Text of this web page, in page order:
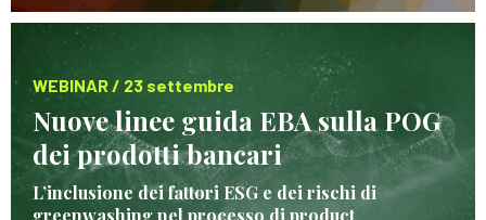
WEBINAR / 23 settembre
Nuove linee guida EBA sulla POG
dei prodotti bancari
L’inclusione dei fattori ESG e dei rischi di
greenwashing nel processo di product